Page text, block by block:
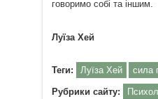
говоримо собі та іншим.
Луїза Хей
Теги: Луїза Хей сила
Рубрики сайту: